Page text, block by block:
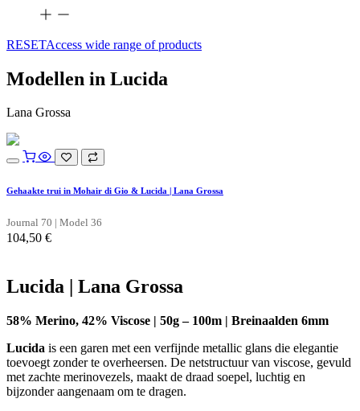
RESETAccess wide range of products
Modellen in Lucida
Lana Grossa
Gehaakte trui in Mohair di Gio & Lucida | Lana Grossa
Journal 70 | Model 36
104,50 €
Lucida | Lana Grossa
58% Merino, 42% Viscose | 50g – 100m | Breinaalden 6mm
Lucida is een garen met een verfijnde metallic glans die elegantie
toevoegt zonder te overheersen. De netstructuur van viscose, gevuld
met zachte merinovezels, maakt de draad soepel, luchtig en
bijzonder aangenaam om te dragen.